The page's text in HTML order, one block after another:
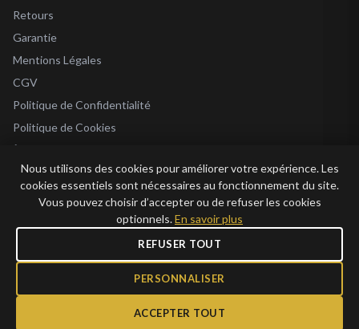
Retours
Garantie
Mentions Légales
CGV
Politique de Confidentialité
Politique de Cookies
À Propos
Blog
Bijoux en Vogue SAS · SIRET 915 286 975 00015 · RCS Antibes · TVA FR69 915
Nous utilisons des cookies pour améliorer votre expérience. Les
cookies essentiels sont nécessaires au fonctionnement du site.
Vous pouvez choisir d’accepter ou de refuser les cookies
optionnels.En savoir plus
REFUSER TOUT
PERSONNALISER
ACCEPTER TOUT